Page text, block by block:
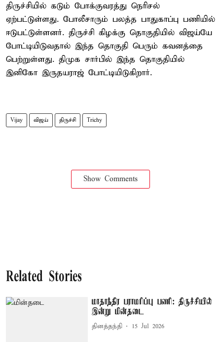
திருச்சியில் கடும் போக்குவரத்து நெரிசல்
ஏற்பட்டுள்ளது. போலீசாரும் பலத்த பாதுகாப்பு பணியில்
ஈடுபட்டுள்ளனர். திருச்சி கிழக்கு தொகுதியில் விஜய்யே
போட்டியிடுவதால் இந்த தொகுதி பெரும் கவனத்தை
பெற்றுள்ளது. திமுக சார்பில் இந்த தொகுதியில்
இனிகோ இருதயராஜ் போட்டியிடுகிறார்.
Vijay விஜய் திருச்சி Trichy
Show Comments
Related Stories
மாதாந்திர பராமரிப்பு பணி: திருச்சியில்
இன்று மின்தடை
தினத்தந்தி 15 Jul 2026